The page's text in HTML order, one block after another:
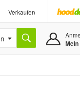
Verkaufen
Mein